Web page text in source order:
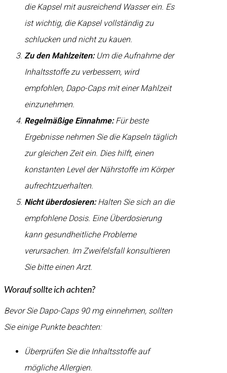
die Kapsel mit ausreichend Wasser ein. Es
ist wichtig, die Kapsel vollständig zu
schlucken und nicht zu kauen.
Zu den Mahlzeiten:Um die Aufnahme der
Inhaltsstoffe zu verbessern, wird
empfohlen, Dapo-Caps mit einer Mahlzeit
einzunehmen.
Regelmäßige Einnahme:Für beste
Ergebnisse nehmen Sie die Kapseln täglich
zur gleichen Zeit ein. Dies hilft, einen
konstanten Level der Nährstoffe im Körper
aufrechtzuerhalten.
Nicht überdosieren:Halten Sie sich an die
empfohlene Dosis. Eine Überdosierung
kann gesundheitliche Probleme
verursachen. Im Zweifelsfall konsultieren
Sie bitte einen Arzt.
Worauf sollte ich achten?
Bevor Sie Dapo-Caps 90 mg einnehmen, sollten
Sie einige Punkte beachten:
Überprüfen Sie die Inhaltsstoffe auf
mögliche Allergien.